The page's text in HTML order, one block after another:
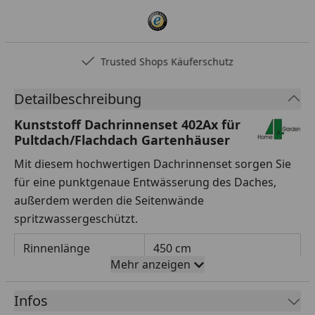
Trusted Shops Käuferschutz
Detailbeschreibung
Kunststoff Dachrinnenset 402Ax für
Pultdach/Flachdach Gartenhäuser
Mit diesem hochwertigen Dachrinnenset sorgen Sie
für eine punktgenaue Entwässerung des Daches,
außerdem werden die Seitenwände
spritzwassergeschützt.
Rinnenlänge
450 cm
78 mm
Fallrohrdurchmesser
Mehr anzeigen
Infos